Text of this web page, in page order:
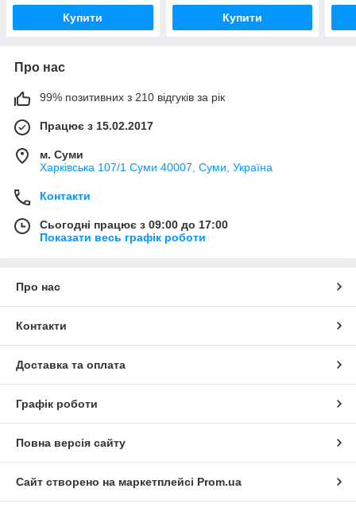
Купити Купити
Про нас
99% позитивних з 210 відгуків за рік
Працює з 15.02.2017
м. Суми
Харківська 107/1 Суми 40007, Суми, Україна
Контакти
Сьогодні працює з 09:00 до 17:00
Показати весь графік роботи
Про нас
Контакти
Доставка та оплата
Графік роботи
Повна версія сайту
Сайт створено на маркетплейсі Prom.ua